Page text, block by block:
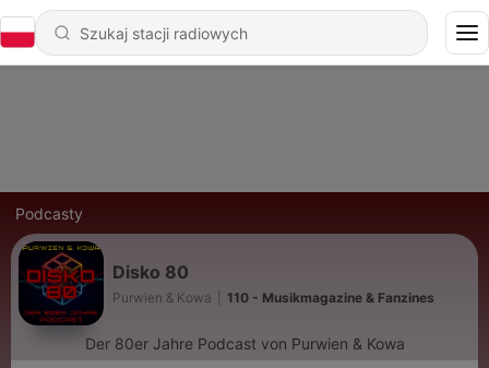
Podcasty
Disko 80
Purwien & Kowa 110 - Musikmagazine & Fanzines
Der 80er Jahre Podcast von Purwien & Kowa